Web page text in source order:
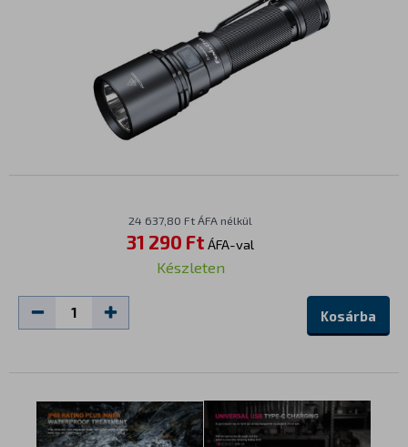
24 637,80 Ft ÁFA nélkül
31 290 Ft ÁFA-val
Készleten
Kosárba